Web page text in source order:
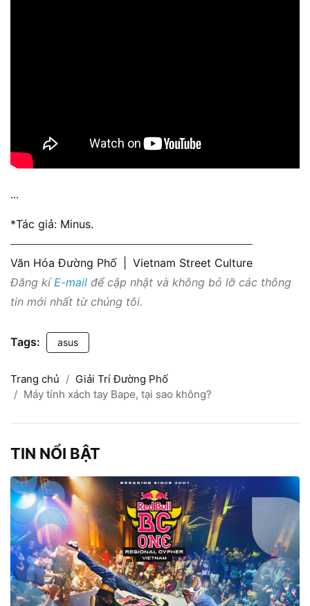
...
*Tác giả: Minus.
Văn Hóa Đường Phố
Vietnam Street Culture
Đăng kíE-mail để cập nhật và không bỏ lỡ các thông
tin mới nhất từ chúng tôi.
Tags: asus
Trang chủ
Giải Trí Đường Phố
Máy tính xách tay Bape, tại sao không?
TIN NỔI BẬT